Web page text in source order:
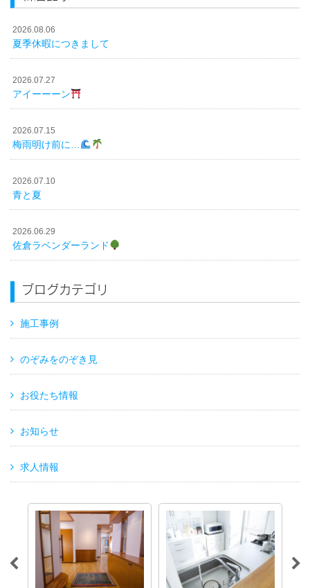
2026.08.06
夏季休暇につきまして
2026.07.27
アイーーーン
2026.07.15
梅雨明け前に…
2026.07.10
青と夏
2026.06.29
佐倉ラベンダーランド
ブログカテゴリ
施工事例
のぞみをのぞき見
お役たち情報
お知らせ
求人情報